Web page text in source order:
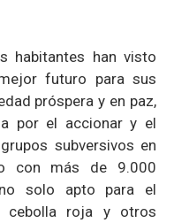
habitantes han visto
futuro para sus
próspera y en paz,
por el accionar y el
subversivos en
con más de 9.000
solo apto para el
cebolla roja y otros